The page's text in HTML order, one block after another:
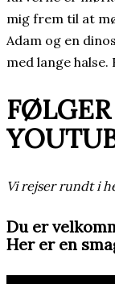
mig frem til at
Adam og en
med lange
Vi rejser rundt i
Du er
Her er en